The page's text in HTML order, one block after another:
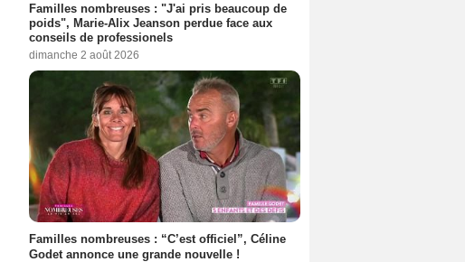
Familles nombreuses : "J'ai pris beaucoup de
poids", Marie-Alix Jeanson perdue face aux
conseils de professionels
dimanche 2 août 2026
Familles nombreuses : “C’est officiel”, Céline
Godet annonce une grande nouvelle !